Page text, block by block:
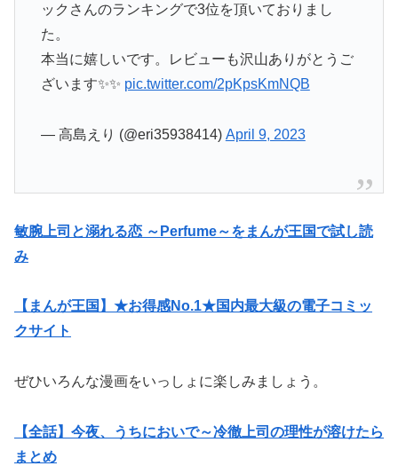
ックさんのランキングで3位を頂いておりまし
た。
本当に嬉しいです。レビューも沢山ありがとうご
ざいます✨✨ pic.twitter.com/2pKpsKmNQB
— 高島えり (@eri35938414) April 9, 2023
敏腕上司と溺れる恋 ～Perfume～をまんが王国で試し読
み
【まんが王国】★お得感No.1★国内最大級の電子コミッ
クサイト
ぜひいろんな漫画をいっしょに楽しみましょう。
【全話】今夜、うちにおいで～冷徹上司の理性が溶けたら
まとめ